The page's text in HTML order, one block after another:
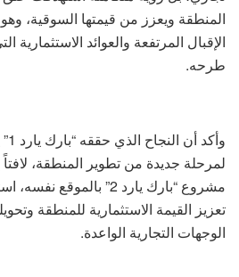
المنطقة ويعزز من قيمتها السوقية،
الإقبال المرتفعة والعوائد
طرحه.
لمرحلة جديدة من تطوير المنطقة،
مشروع “بارك يارد 2”
تعزيز القيمة الاستثمارية للمنطقة
الوجهات التجارية الواعدة.